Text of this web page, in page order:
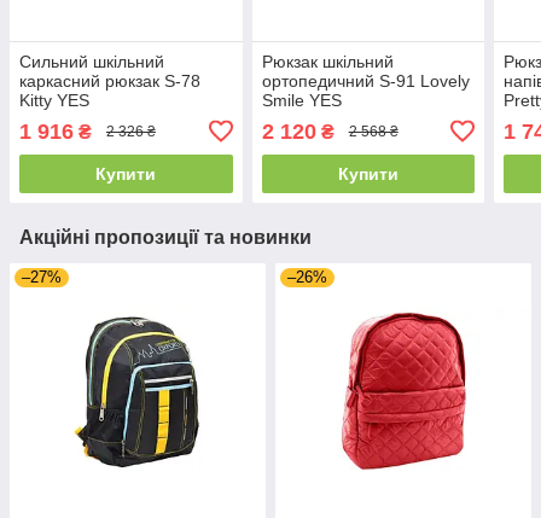
Сильний шкільний
каркасний рюкзак S-78
Kitty YES
1 916 ₴ 2 326 ₴
Купити
Рюкзак шкільний
ортопедичний S-91 Lovely
Smile YES
2 120₴ 2 568 ₴
Купити
1
Акційні пропозиції та новинки
–27% –26%